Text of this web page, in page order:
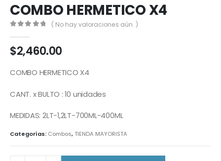
COMBO HERMETICO X4
( No hay valoraciones aún. )
$2,460.00
COMBO HERMETICO X4
CANT. x BULTO : 10 unidades
MEDIDAS: 2LT-1,2LT-700ML-400ML
Categorías: Combos,TIENDA MAYORISTA